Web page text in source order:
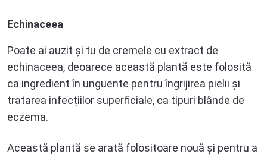
Echinaceea
Poate ai auzit și tu de cremele cu extract de
echinaceea, deoarece această plantă este folosită
ca ingredient în unguente pentru îngrijirea pielii și
tratarea infecțiilor superficiale, ca tipuri blânde de
eczema.
Această plantă se arată folositoare nouă și pentru a